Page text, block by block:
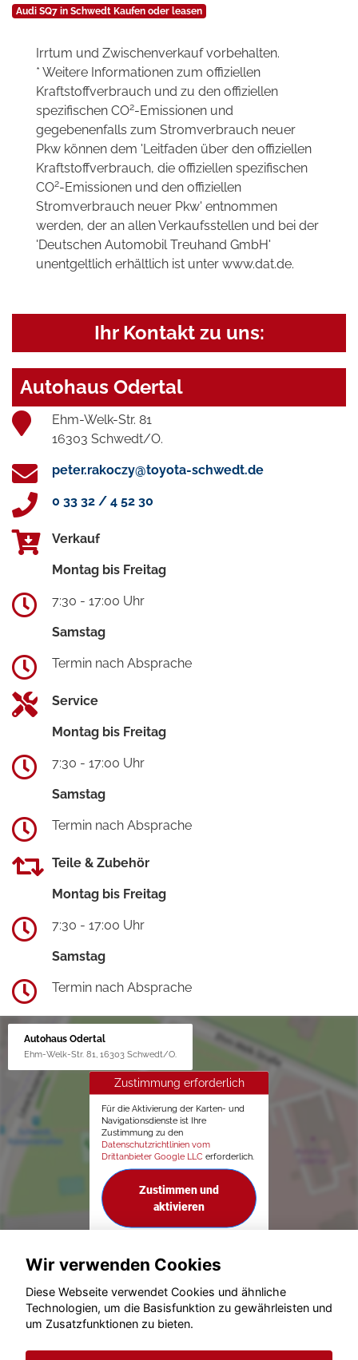
Audi SQ7 in Schwedt Kaufen oder leasen
Irrtum und Zwischenverkauf vorbehalten.
* Weitere Informationen zum offiziellen
Kraftstoffverbrauch und zu den offiziellen
spezifischen CO2-Emissionen und
gegebenenfalls zum Stromverbrauch neuer
Pkw können dem 'Leitfaden über den offiziellen
Kraftstoffverbrauch, die offiziellen spezifischen
CO2-Emissionen und den offiziellen
Stromverbrauch neuer Pkw' entnommen
werden, der an allen Verkaufsstellen und bei der
'Deutschen Automobil Treuhand GmbH'
unentgeltlich erhältlich ist unter www.dat.de.
Ihr Kontakt zu uns:
Autohaus Odertal
Ehm-Welk-Str. 81
16303 Schwedt/O.
peter.rakoczy@toyota-schwedt.de
0 33 32 / 4 52 30
Verkauf
Montag bis Freitag
7:30 - 17:00 Uhr
Samstag
Termin nach Absprache
Service
Montag bis Freitag
7:30 - 17:00 Uhr
Samstag
Termin nach Absprache
Teile & Zubehör
Montag bis Freitag
7:30 - 17:00 Uhr
Samstag
Termin nach Absprache
Autohaus Odertal
Ehm-Welk-Str. 81, 16303 Schwedt/O.
Zustimmung erforderlich
Für die Aktivierung der Karten- und
Navigationsdienste ist Ihre
Zustimmung zu den
Datenschutzrichtlinien vom
Drittanbieter Google LLC erforderlich.
Zustimmen und
aktivieren
© konjunkturmotor.de GmbH 2020 - 2026
Wir verwenden Cookies
Diese Webseite verwendet Cookies und ähnliche
Technologien, um die Basisfunktion zu gewährleisten und
um Zusatzfunktionen zu bieten.